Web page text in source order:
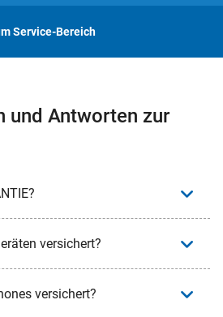
Service-Bereich
und Antworten zur
versichert?
versichert?